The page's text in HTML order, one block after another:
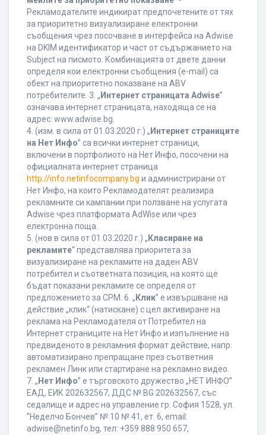
Рекламодателите индикират предпочетените от тях
за приоритетно визуализиране електронни
съобщения чрез посочване в интерфейса на Adwise
на DKIM идентификатор и част от съдържанието на
Subject на писмото. Комбинацията от двете данни
определя кои електронни съобщения (e-mail) са
обект на приоритетно показване на ABV
потребителите. 3. „ Интернет страницата Adwise”
означава интернет страницата, находяща се на
адрес: www.adwise.bg.
4. (изм. в сила от 01.03.2020 г.) „ Интернет страниците
на Нет Инфо” са всички интернет страници,
включени в портфолиото на Нет Инфо, посочени на
официалната интернет страница
http://info.netinfocompany.bg и администрирани от
Нет Инфо, на които Рекламодателят реализира
рекламните си кампании при ползване на услугата
Adwise чрез платформата AdWise или чрез
електронна поща.
5. (нов в сила от 01.03.2020 г.) „ Класиране на
рекламите“ представлява приоритета за
визуализиране на рекламите на даден ABV
потребител и съответната позиция, на която ще
бъдат показани рекламите се определя от
предложението за CPM. 6. „ Клик” е извършване на
действие „клик“ (натискане) с цел активиране на
реклама на Рекламодателя от Потребител на
Интернет страниците на Нет Инфо и изпълнение на
предвиденото в рекламния формат действие, напр.
автоматизирано препращане през съответния
рекламен Линк или стартиране на рекламно видео.
7. „ Нет Инфо” е търговското дружество „НЕТ ИНФО”
ЕАД, ЕИК 202632567, ДДС № BG 202632567, със
седалище и адрес на управление гр. София 1528, ул.
”Неделчо Бончев” № 10 № 41, ет. 6, еmail:
adwise@netinfo.bg, тел: +359 888 950 657,